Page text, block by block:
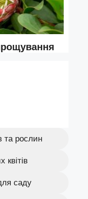
та рослин
квітів
саду